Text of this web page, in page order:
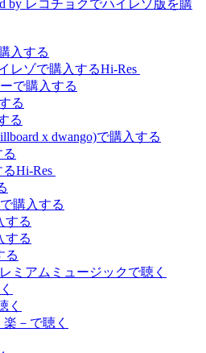
Hi-Res
Hi-Res